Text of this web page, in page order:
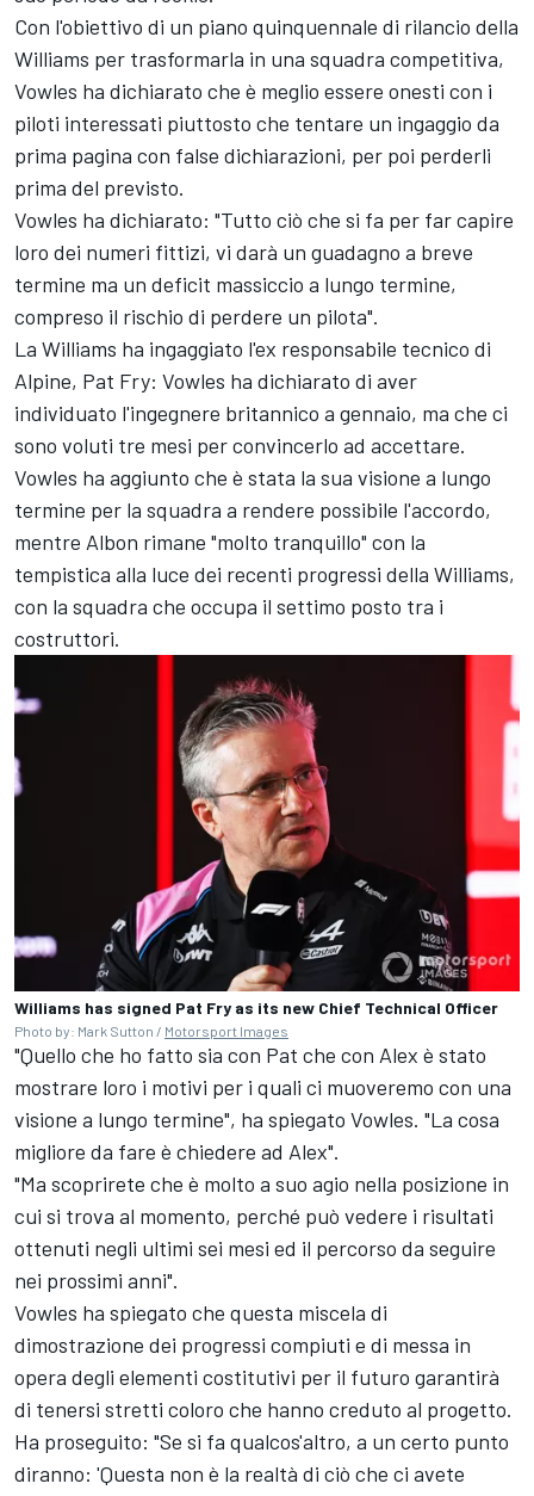
Con l'obiettivo di un piano quinquennale di rilancio della
Williams per trasformarla in una squadra competitiva,
Vowles ha dichiarato che è meglio essere onesti con i
piloti interessati piuttosto che tentare un ingaggio da
prima pagina con false dichiarazioni, per poi perderli
prima del previsto.
Vowles ha dichiarato: "Tutto ciò che si fa per far capire
loro dei numeri fittizi, vi darà un guadagno a breve
termine ma un deficit massiccio a lungo termine,
compreso il rischio di perdere un pilota".
La Williams ha ingaggiato l'ex responsabile tecnico di
Alpine, Pat Fry: Vowles ha dichiarato di aver
individuato l'ingegnere britannico a gennaio, ma che ci
sono voluti tre mesi per convincerlo ad accettare.
Vowles ha aggiunto che è stata la sua visione a lungo
termine per la squadra a rendere possibile l'accordo,
mentre Albon rimane "molto tranquillo" con la
tempistica alla luce dei recenti progressi della Williams,
con la squadra che occupa il settimo posto tra i
costruttori.
Williams has signed Pat Fry as its new Chief Technical Officer
Photo by: Mark Sutton / Motorsport Images
"Quello che ho fatto sia con Pat che con Alex è stato
mostrare loro i motivi per i quali ci muoveremo con una
visione a lungo termine", ha spiegato Vowles. "La cosa
migliore da fare è chiedere ad Alex".
"Ma scoprirete che è molto a suo agio nella posizione in
cui si trova al momento, perché può vedere i risultati
ottenuti negli ultimi sei mesi ed il percorso da seguire
nei prossimi anni".
Vowles ha spiegato che questa miscela di
dimostrazione dei progressi compiuti e di messa in
opera degli elementi costitutivi per il futuro garantirà
di tenersi stretti coloro che hanno creduto al progetto.
Ha proseguito: "Se si fa qualcos'altro, a un certo punto
diranno: 'Questa non è la realtà di ciò che ci avete